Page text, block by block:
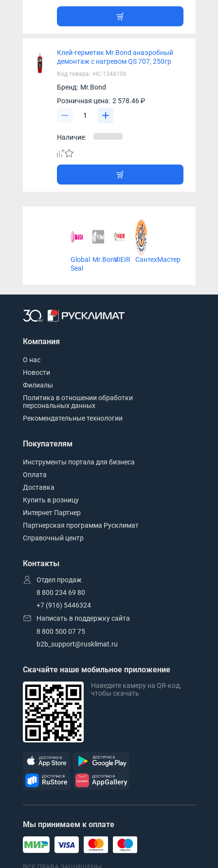
Клей-герметик Mr.Bond анаэробный
демонтаж с нагревом QS 707, 250гр
Код товара: НС-1348106
Бренд: Mr.Bond
Розничная цена: 2 578.46 ₽
Наличие:
Global
Seal
Mr.BondVIEIR СантехМастер
Компания
О нас
Новости
Филиалы
Политика в отношении обработки
персональных данных
Рекомендательные технологии
Покупателям
Инструменты портала для бизнеса
Оплата
Доставка
Купить в розницу
Интернет Партнер
Партнерская программа Русклимат
Справочный центр
Контакты
Отдел продаж
8 800 234 69 80
+7 (916) 5446324
Написать в поддержку сайта
8 800 500 07 75
b2b_support@rusklimat.ru
Скачайте наше мобильное приложение
Наведите камеру на QR-код,
чтобы скачать
Мы принимаем к оплате